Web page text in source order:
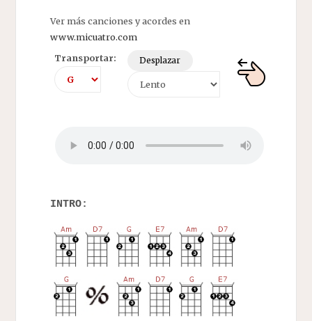
Ver más canciones y acordes en
www.micuatro.com
Transportar:
Desplazar
INTRO: